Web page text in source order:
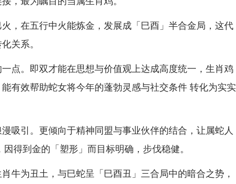
，在五行中火能炼金，发展成「巳酉」半合金局，这代
关系。
点。即双才能在思想与价值观上达成高度统一，生肖鸡
有效帮助蛇女将今年的蓬勃灵感与社交条件 转化为实实
吸引。更倾向于精神同盟与事业伙伴的结合，让属蛇人
得到金的「塑形」而目标明确，步伐稳健。
牛为丑土，与巳蛇呈「巳酉丑」三合局中的暗合之势，